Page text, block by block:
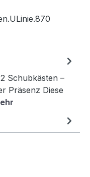
Schubkästen –
Präsenz Diese